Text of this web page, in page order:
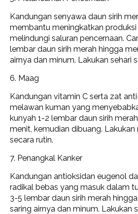
Kandungan senyawa daun sirih
membantu meningkatkan
melindungi saluran pencernaan.
lembar daun sirih merah hingga
airnya dan minum. Lakukan sehari
6. Maag
Kandungan vitamin C serta zat
melawan kuman yang
kunyah 1-2 lembar daun sirih
menit, kemudian dibuang. Lakukan
secara rutin.
7. Penangkal Kanker
Kandungan antioksidan eugenol
radikal bebas yang masuk dalam
3-5 lembar daun sirih merah
saring airnya dan minum. Lakukan